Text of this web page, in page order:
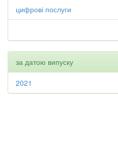
цифрові послуги
за датою випуску
2021